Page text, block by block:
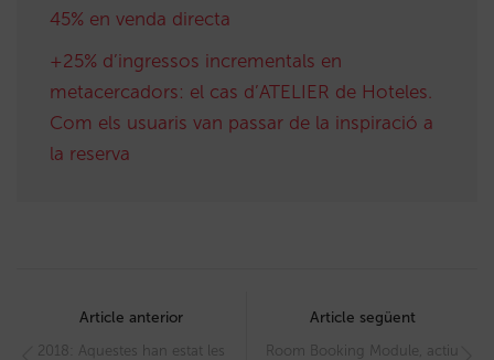
45% en venda directa
+25% d’ingressos incrementals en
metacercadors: el cas d’ATELIER de Hoteles.
Com els usuaris van passar de la inspiració a
la reserva
navigation
Article anterior
2018: Aquestes han estat les
Article següent
Room Booking Module, actiu